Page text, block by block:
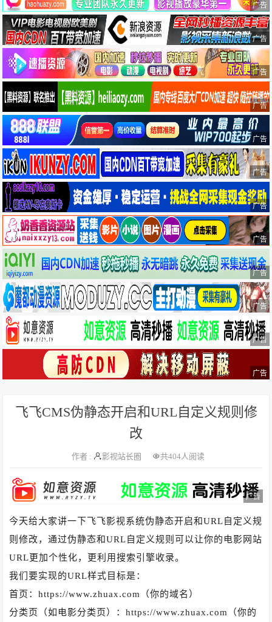
广告
广告
广告
广告
广告
广告
广告
广告
广告
广告
广告
广告
飞飞CMS伪静态开启和URL自定义规则修
改
作者 : 影视站长圈 共404人阅读
广告
今天给大家讲一下飞飞影视系统伪静态开启和URL自定义规
则修改，通过伪静态和URL自定义规则可以让你的电影网站
URL更加个性化，更利用搜索引擎收录。
我们要实现的URL样式目标是：
首页：https://www.zhuax.com（你的域名）
分类页（如电影分类页）：https://www.zhuax.com（你的